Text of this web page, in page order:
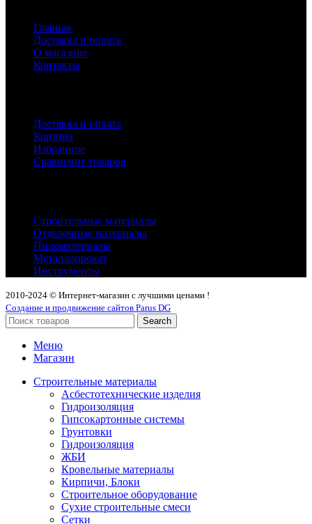
Главная
Доставка и оплата
О магазине
Контакты
Доставка и оплата
Корзина
Избранное
Сравнение товаров
Строительные материалы
Отделочные материалы
Пиломатериалы
Металлопрокат
Инструменты
2010-2024 © Интернет-магазин с лучшими ценами !
Создание и продвижение сайтов Parus DG
Search
Меню
Магазин
Строительные материалы
Асбестотехнические изделия
Гидроизоляция
Гипсокартонные системы
Грунтовки
Гидроизоляция
ЖБИ
Кровельные материалы
Кирпичи, Блоки
Строительное оборудование
Сухие строительные смеси
Сетки